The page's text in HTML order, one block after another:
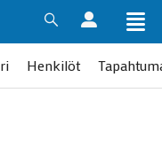
Henkilöt